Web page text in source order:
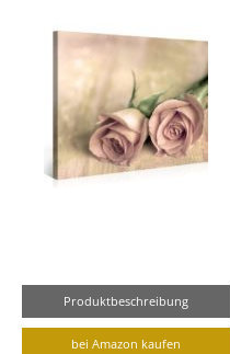
Produktbeschreibung
bei Amazon kaufen